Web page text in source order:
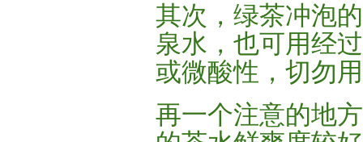
其次，绿茶冲泡
泉水，也可用经
或微酸性，切勿
再一个注意的地